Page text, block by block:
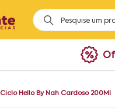
Hello By Nah Cardoso 200Ml